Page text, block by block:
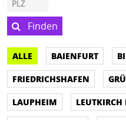
Finden
ALLE BAIENFURT
FRIEDRICHSHAFEN
LAUPHEIM